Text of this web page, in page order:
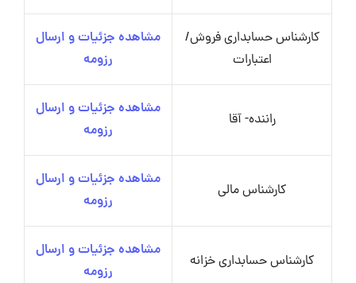
کارشناس حسابداری فروش/
اعتبارات
مشاهده جزئیات و ارسال
رزومه
راننده- آقا
مشاهده جزئیات و ارسال
رزومه
کارشناس مالی
مشاهده جزئیات و ارسال
رزومه
کارشناس حسابداری خزانه
مشاهده جزئیات و ارسال
رزومه